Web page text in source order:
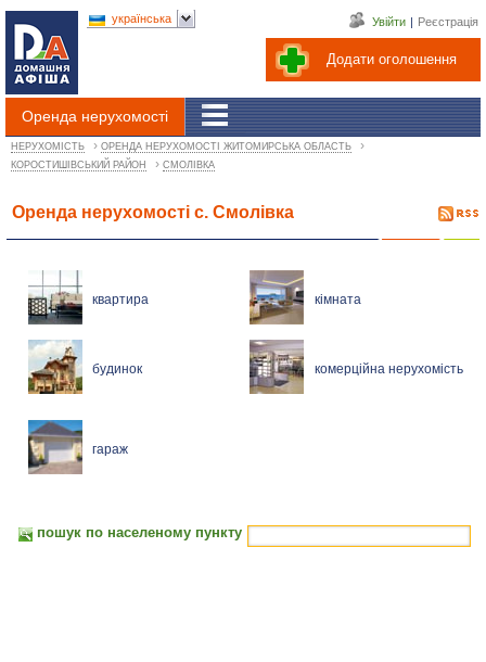
Додати оголошення
Увійти | Реєстрація
Оренда нерухомості
українська
НЕРУХОМІСТЬ › ОРЕНДА НЕРУХОМОСТІ ЖИТОМИРСЬКА ОБЛАСТЬ ›
КОРОСТИШІВСЬКИЙ РАЙОН › СМОЛІВКА
Оренда нерухомості с. Смолівка
квартира кімната
будинок комерційна нерухомість
гараж
пошук по населеному пункту